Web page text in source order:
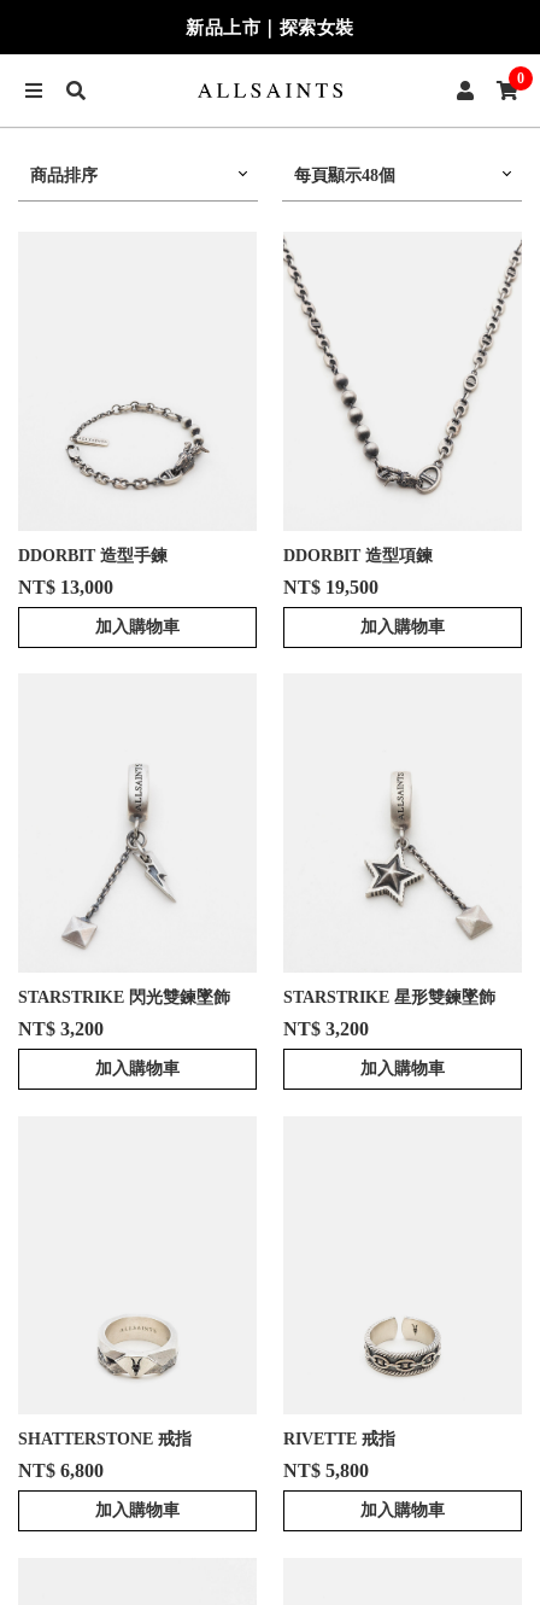
新品上市｜探索女裝
0
商品排序 每頁顯示48個
DDORBIT 造型手鍊
NT$ 13,000
加入購物車
DDORBIT 造型項鍊
NT$ 19,500
加入購物車
STARSTRIKE 閃光雙鍊墜飾
NT$ 3,200
加入購物車
STARSTRIKE 星形雙鍊墜飾
NT$ 3,200
加入購物車
SHATTERSTONE 戒指
NT$ 6,800
加入購物車
RIVETTE 戒指
NT$ 5,800
加入購物車